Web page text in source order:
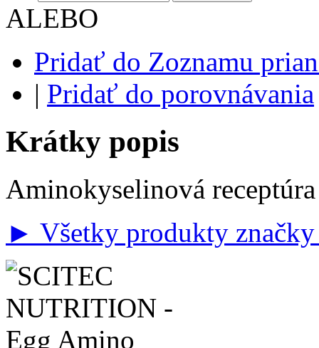
ALEBO
Pridať do Zoznamu
| Pridať do porovnávania
Krátky popis
Aminokyselinová
► Všetky produkty